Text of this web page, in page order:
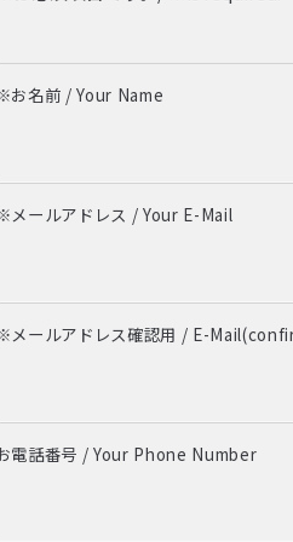
お名前 / Your Name
メールアドレス / Your E-Mail
メールアドレス確認用 / E-
電話番号 / Your Phone Number